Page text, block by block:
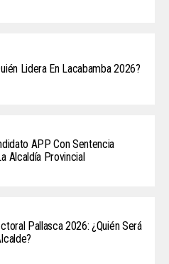
Lidera En Lacabamba 2026?
APP Con Sentencia
Alcaldía Provincial
Pallasca 2026: ¿Quién Será